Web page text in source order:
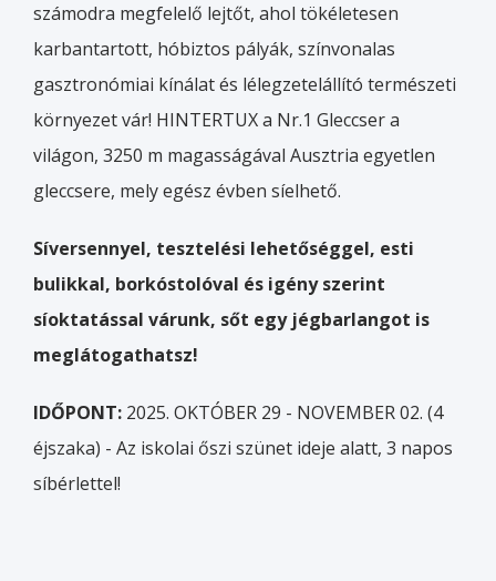
számodra megfelelő lejtőt, ahol tökéletesen
karbantartott, hóbiztos pályák, színvonalas
gasztronómiai kínálat és lélegzetelállító természeti
környezet vár! HINTERTUX a Nr.1 Gleccser a
világon, 3250 m magasságával Ausztria egyetlen
gleccsere, mely egész évben síelhető.
Síversennyel, tesztelési lehetőséggel, esti
bulikkal, borkóstolóval és igény szerint
síoktatással várunk, sőt egy jégbarlangot is
meglátogathatsz!
IDŐPONT: 2025. OKTÓBER 29 - NOVEMBER 02. (4
éjszaka) - Az iskolai őszi szünet ideje alatt, 3 napos
síbérlettel!